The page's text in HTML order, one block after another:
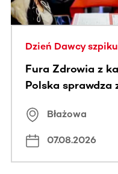
Dzień Dawcy szpiku
Fura Zdrowia z
Polska sprawdza
Błażowa
07.08.2026